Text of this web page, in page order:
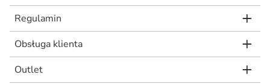
Regulamin
Obsługa klienta
Outlet